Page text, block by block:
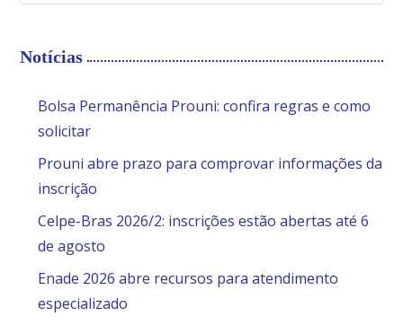
Notícias
Bolsa Permanência Prouni: confira regras e como
solicitar
Prouni abre prazo para comprovar informações da
inscrição
Celpe-Bras 2026/2: inscrições estão abertas até 6
de agosto
Enade 2026 abre recursos para atendimento
especializado